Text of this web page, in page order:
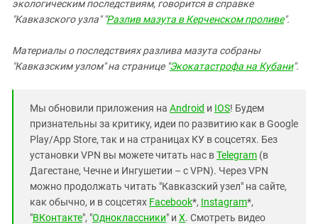
экологическим последствиям, говорится в справке
"Кавказского узла" "Разлив мазута в Керченском проливе".
Материалы о последствиях разлива мазута собраны
"Кавказским узлом" на странице "Экокатастрофа на Кубани".
Мы обновили приложения на Android и IOS! Будем
признательны за критику, идеи по развитию как в Google
Play/App Store, так и на страницах КУ в соцсетях. Без
установки VPN вы можете читать нас вTelegram (в
Дагестане, Чечне и Ингушетии – с VPN). Через VPN
можно продолжать читать "Кавказский узел" на сайте,
как обычно, и в соцсетях Facebook*, Instagram*,
"ВКонтакте", "Одноклассники" и X. Смотреть видео